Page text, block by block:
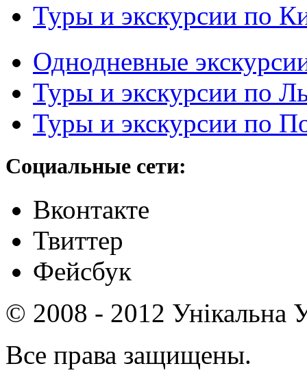
Туры и экскурсии по
Однодневные
Туры и экскурсии по
Туры и экскурсии по
Социальные сети:
Вконтакте
Твиттер
Фейсбук
© 2008 - 2012 Унікальна
Все права защищены.